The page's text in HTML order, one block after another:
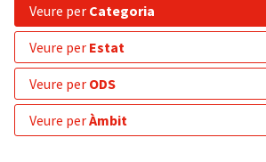
veure per Categoria
veure per Estat
veure per ODS
veure perÀmbit